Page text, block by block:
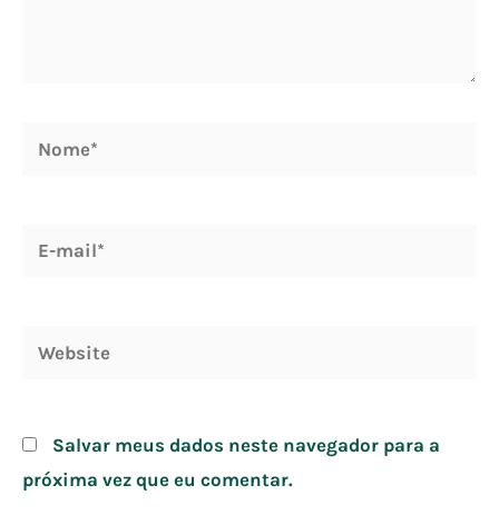
Nome*
Website
Salvar meus dados neste navegador para a
próxima vez que eu comentar.